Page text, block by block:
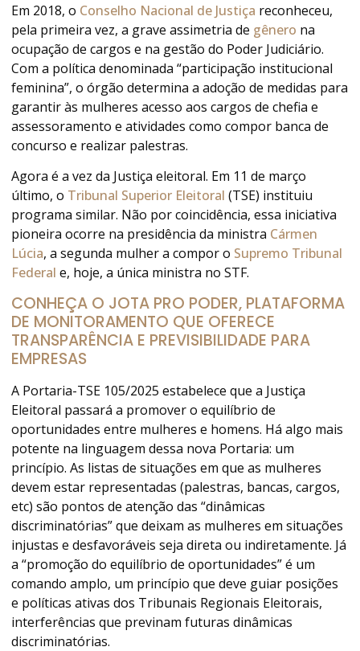
Em 2018, o Conselho Nacional de Justiça reconheceu,
pela primeira vez, a grave assimetria de gênero na
ocupação de cargos e na gestão do Poder Judiciário.
Com a política denominada “participação institucional
feminina”, o órgão determina a adoção de medidas para
garantir às mulheres acesso aos cargos de chefia e
assessoramento e atividades como compor banca de
concurso e realizar palestras.
Agora é a vez da Justiça eleitoral. Em 11 de março
último, o Tribunal Superior Eleitoral (TSE) instituiu
programa similar. Não por coincidência, essa iniciativa
pioneira ocorre na presidência da ministra Cármen
Lúcia, a segunda mulher a compor o Supremo Tribunal
Federal e, hoje, a única ministra no STF.
CONHEÇA O JOTA PRO PODER, PLATAFORMA
DE MONITORAMENTO QUE OFERECE
TRANSPARÊNCIA E PREVISIBILIDADE PARA
EMPRESAS
A Portaria-TSE 105/2025 estabelece que a Justiça
Eleitoral passará a promover o equilíbrio de
oportunidades entre mulheres e homens. Há algo mais
potente na linguagem dessa nova Portaria: um
princípio. As listas de situações em que as mulheres
devem estar representadas (palestras, bancas, cargos,
etc) são pontos de atenção das “dinâmicas
discriminatórias” que deixam as mulheres em situações
injustas e desfavoráveis seja direta ou indiretamente. Já
a “promoção do equilíbrio de oportunidades” é um
comando amplo, um princípio que deve guiar posições
e políticas ativas dos Tribunais Regionais Eleitorais,
interferências que previnam futuras dinâmicas
discriminatórias.